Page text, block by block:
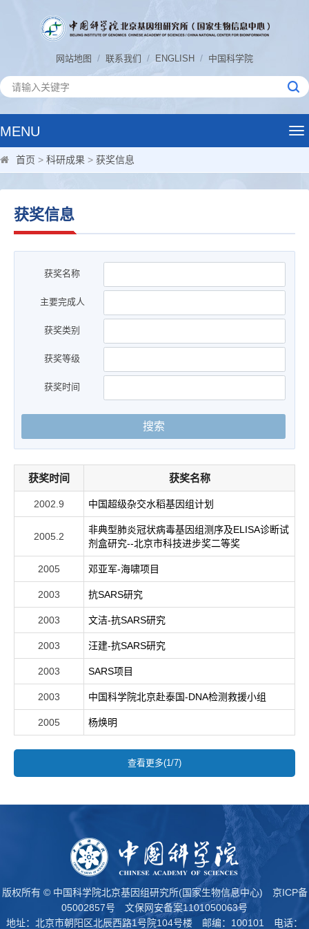
网站地图 / 联系我们 / ENGLISH / 中国科学院
MENU
首页 > 科研成果 > 获奖信息
获奖信息
获奖名称
主要完成人
获奖类别
获奖等级
获奖时间
搜索
获奖时间 获奖名称
2002.9 中国超级杂交水稻基因组计划
2005.2
非典型肺炎冠状病毒基因组测序及ELISA诊断试
剂盒研究--北京市科技进步奖二等奖
2005 邓亚军-海啸项目
2003 抗SARS研究
2003 文洁-抗SARS研究
2003 汪建-抗SARS研究
2003 SARS项目
2003 中国科学院北京赴泰国-DNA检测救援小组
2005 杨焕明
查看更多(1/7)
版权所有 © 中国科学院北京基因组研究所(国家生物信息中心) 京ICP备
05002857号
文保网安备案1101050063号
地址：北京市朝阳区北辰西路1号院104号楼 邮编：100101 电话：